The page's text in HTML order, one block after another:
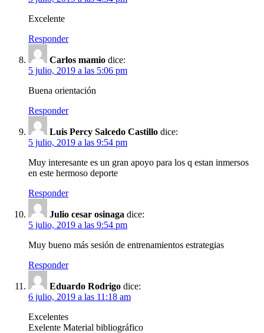
Excelente
Responder
Carlos mamio dice:
5 julio, 2019 a las 5:06 pm
Buena orientación
Responder
Luis Percy Salcedo Castillo dice:
5 julio, 2019 a las 9:54 pm
Muy interesante es un gran apoyo para los q estan inmersos
en este hermoso deporte
Responder
Julio cesar osinaga dice:
5 julio, 2019 a las 9:54 pm
Muy bueno más sesión de entrenamientos estrategias
Responder
Eduardo Rodrigo dice:
6 julio, 2019 a las 11:18 am
Excelentes
Exelente Material bibliográfico